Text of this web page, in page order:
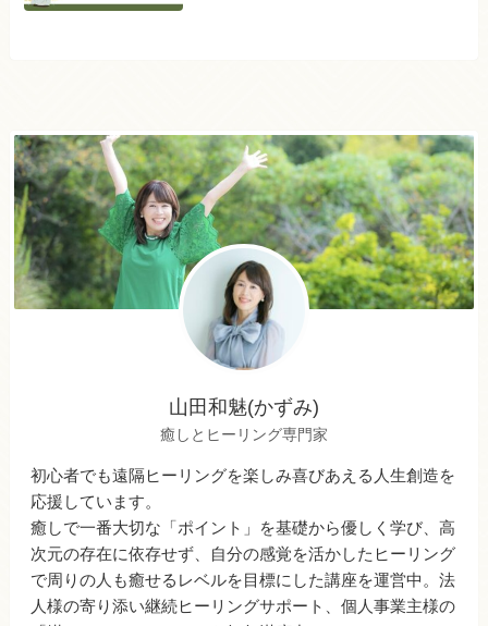
山田和魅(かずみ)
癒しとヒーリング専門家
初心者でも遠隔ヒーリングを楽しみ喜びあえる人生創造を
応援しています。
癒しで一番大切な「ポイント」を基礎から優しく学び、高
次元の存在に依存せず、自分の感覚を活かしたヒーリング
で周りの人も癒せるレベルを目標にした講座を運営中。法
人様の寄り添い継続ヒーリングサポート、個人事業主様の